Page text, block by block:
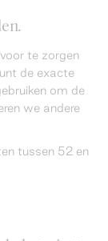
te zorgen
de exacte
om de
we andere
tussen 52 en